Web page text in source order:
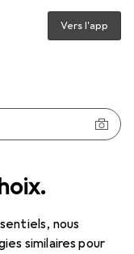
nous
similaires pour
Vers l'app
Ken Hom Excellence